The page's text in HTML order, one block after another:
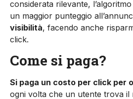
considerata rilevante,
un maggior punteggio
visibi­lità, facendo anche
click.
Come si paga?
Si paga un costo per click per
ogni vol­ta che un utente trova il